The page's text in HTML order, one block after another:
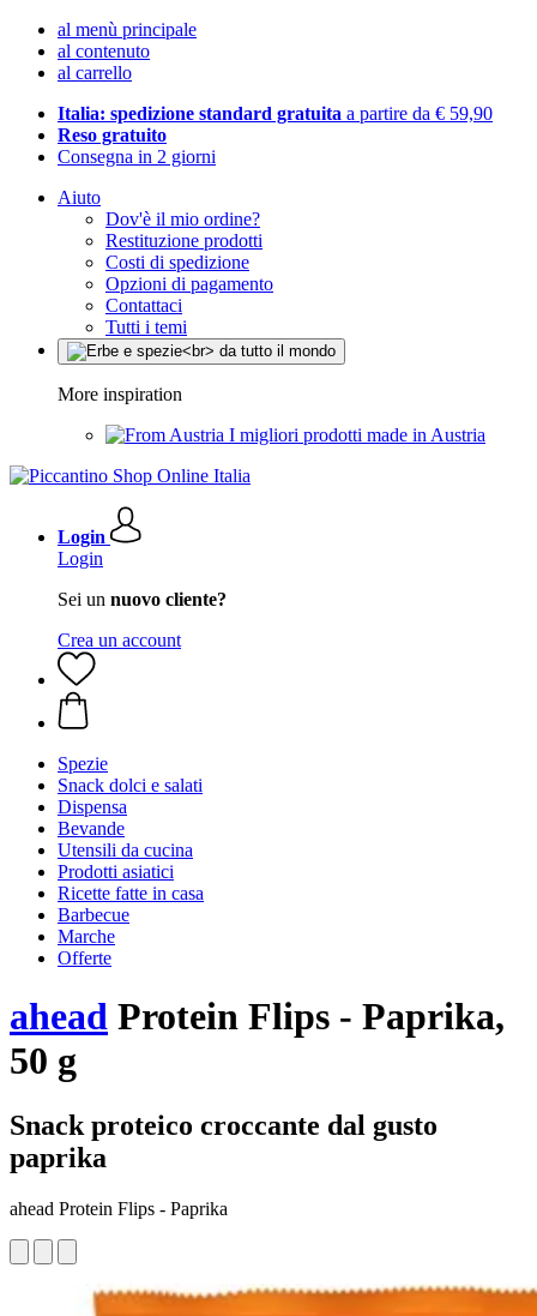
al menù principale
al contenuto
al carrello
Italia: spedizione standard gratuita a partire da € 59,90
Reso gratuito
Consegna in 2 giorni
Aiuto
Dov'è il mio ordine?
Restituzione prodotti
Costi di spedizione
Opzioni di pagamento
Contattaci
Tutti i temi
More inspiration
I migliori prodotti made in Austria
Login
Login
Sei un nuovo cliente?
Crea un account
Spezie
Snack dolci e salati
Dispensa
Bevande
Utensili da cucina
Prodotti asiatici
Ricette fatte in casa
Barbecue
Marche
Offerte
ahead Protein Flips - Paprika,
50 g
Snack proteico croccante dal gusto
paprika
ahead Protein Flips - Paprika